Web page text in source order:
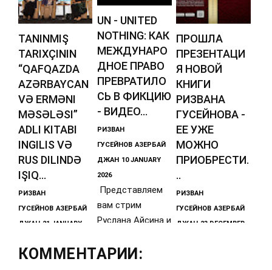
TANINMIŞ
TARIXÇININ
“QAFQAZDA
AZƏRBAYCAN
VƏ ERMƏNI
MƏSƏLƏSI”
ADLI KITABI
INGILIS VƏ
RUS DILINDƏ
IŞIQ...
РИЗВАН
ГУСЕЙНОВ АЗЕРБАЙ
ДЖАН 21 JANUARY
https://diasporne
UN - UNITED
NOTHING: КАК
МЕЖДУНАРО
ДНОЕ ПРАВО
ПРЕВРАТИЛО
СЬ В ФИКЦИЮ
- ВИДЕО...
РИЗВАН
ГУСЕЙНОВ АЗЕРБАЙ
ДЖАН 10 JANUARY
2026
Представляем
вам стрим
Руслана Айсина и
Гусейнова от 9
ПРОШЛА
ПРЕЗЕНТАЦИ
Я НОВОЙ
КНИГИ
РИЗВАНА
ГУСЕЙНОВА -
ЕЕ УЖЕ
МОЖНО
ПРИОБРЕСТИ.
..
РИЗВАН
ГУСЕЙНОВ АЗЕРБАЙ
ДЖАН 23 DECEMBER
КОММЕНТАРИИ: